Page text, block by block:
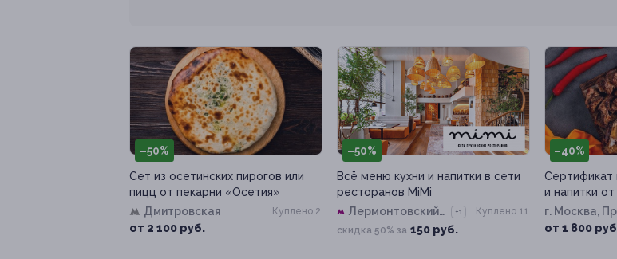
–50%
Сет из осетинских пирогов или
пицц от пекарни «Осетия»
Дмитровская
от 2 100 руб.
Куплено 2
–50%
Всё меню кухни и напитки в сети
ресторанов MiMi
Лермонтовский
проспект
+1
скидка 50% за 150 руб.
Куплено 11
–40%
Сертификат
и напитки
г. Москва,
т, д. 26а
от 1 800